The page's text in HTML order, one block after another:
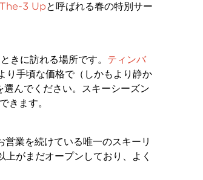
The-3 Upと呼ばれる春の特別サー
きに訪れる場所です。 ティンバ
り手頃な価格で（しかもより静か
んでください。スキーシーズン
きます。
営業を続けている唯一のスキーリ
がまだオープンしており、よく